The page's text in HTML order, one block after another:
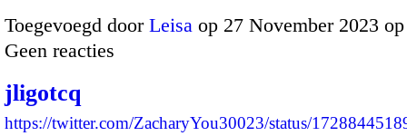
Toegevoegd door Leisa op 27 November 2023
Geen reacties
jligotcq
https://twitter.com/ZacharyYou30023/status/